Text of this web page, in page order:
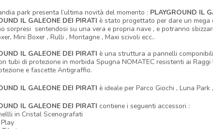
park presenta l’ultima novità del momento : PLAYGROUND IL
IL GALEONE DEI PIRATI è stato progettato per dare un mega
sorpresi sentendosi su una vera e propria nave , e potranno
Mini Boxer , Rulli , Montagne , Maxi scivoli ecc..
IL GALEONE DEI PIRATI è una struttura a pannelli
tubi di protezione in morbida Spugna NOMATEC resistenti ai
e fascette Antigraffio.
IL GALEONE DEI PIRATI è ideale per Parco Giochi , Luna Park
IL GALEONE DEI PIRATI contiene i seguenti accessori :
in Cristal Scenografati